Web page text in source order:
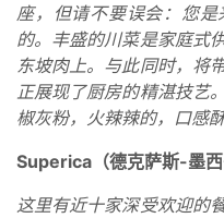
座，但请不要误会：您
的。丰盛的川菜是家庭式
东坡肉上。与此同时，将
正展现了厨房的精湛技艺
椒灰粉，火辣辣的，口感
Superica（德克萨斯-墨西
这里有近十家深受欢迎的